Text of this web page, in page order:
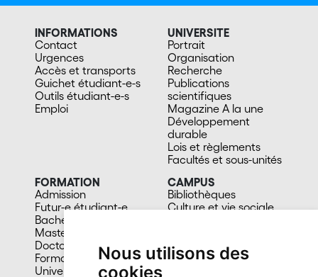
Nous utilisons des
cookies
INFORMATIONS
Contact
Urgences
Accès et transports
Guichet étudiant-e-s
Outils étudiant-e-s
Emploi
UNIVERSITE
Portrait
Organisation
Recherche
Publications
scientifiques
Magazine A la une
Développement
durable
Lois et règlements
Facultés et sous-unités
FORMATION
Admission
Futur-e étudiant-e
Bachelors
Masters
Doctorat
Formation continue
Université du 3e âge
CAMPUS
Bibliothèques
Culture et vie sociale
Cafétérias
En images